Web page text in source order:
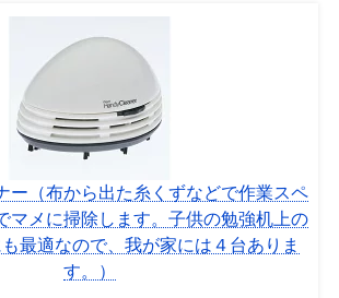
ー（布から出た糸くずなどで作業スペ
マメに掃除します。子供の勉強机上の
最適なので、我が家には４台ありま
す。）